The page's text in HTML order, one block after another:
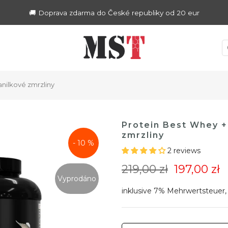
🚚 Doprava zdarma do České republiky od 20 eur
zmrzliny
- 10 %
Vyprodáno
Protein Best Whey
zmrzliny
2 reviews
219,00 zł 197,00 zł
inklusive 7%